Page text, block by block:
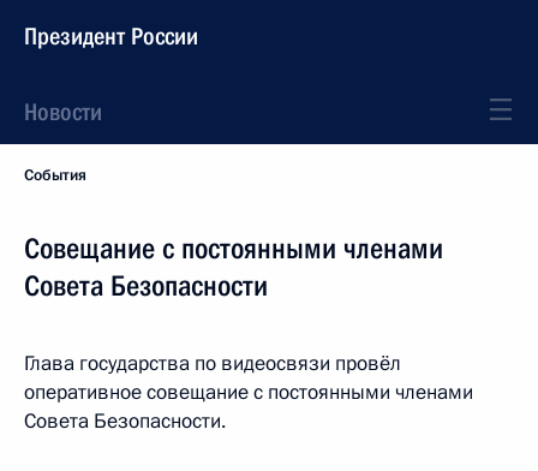
Президент России
Новости
События
Совещание с постоянными членами
Совета Безопасности
Глава государства по видеосвязи провёл
оперативное совещание с постоянными членами
Совета Безопасности.